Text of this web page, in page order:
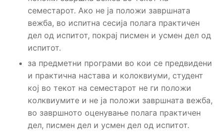
семестарот. Ако не ја положи завршната
вежба, во испитна сесија полага практичен
дел од испитот, покрај писмен и усмен дел од
испитот.
за предметни програми во кои се предвидени
и практична настава и колоквиуми, студент
кој во текот на семестарот не ги положи
колквиумите и не ја положи завршната вежба,
во завршното оценување полага практичен
дел, писмен дел и усмен дел од испитот.